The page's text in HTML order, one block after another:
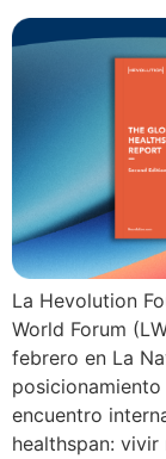
La Hevolution
World Forum
febrero en La
encuentro
healthspan: vivir